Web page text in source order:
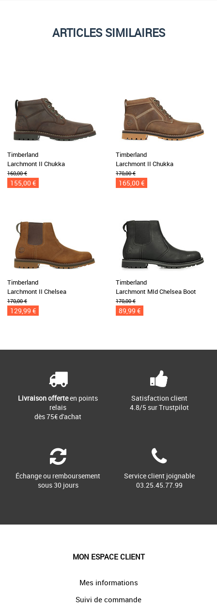
ARTICLES SIMILAIRES
Timberland
Larchmont II Chukka
160,00 €
155,00 €
Timberland
Larchmont II Chukka
170,00 €
165,00 €
Timberland
Larchmont II Chelsea
170,00 €
129,99 €
Timberland
Larchmont MId Chelsea Boot
170,00 €
89,99 €
Livraison offerteen points
relais
dès 75€ d'achat
Satisfaction client
4.8/5 sur Trustpilot
Échange ou remboursement
sous 30 jours
Service client joignable
03.25.45.77.99
MON ESPACE CLIENT
Mes informations
Suivi de commande